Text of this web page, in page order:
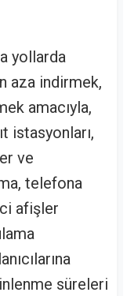
yollarda
aza indirmek,
amacıyla,
istasyonları,
ve
telefona
afişler
süreleri